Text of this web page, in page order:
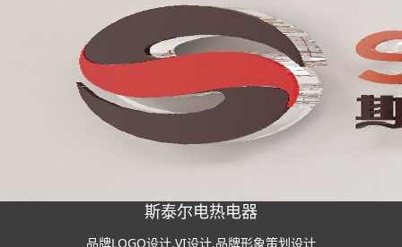
斯泰尔电热电器
品牌LOGO设计,VI设计,品牌形象策划设计